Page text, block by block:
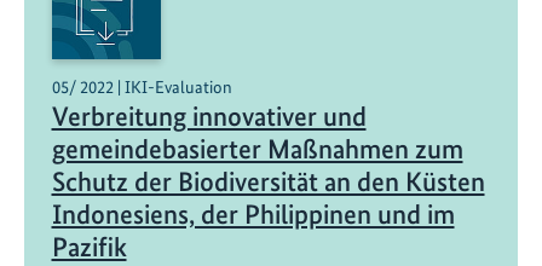
r
M
e
e
r
05/ 2022 | IKI-Evaluation
Verbreitung innovativer und
gemeindebasierter Maßnahmen zum
Schutz der Biodiversität an den Küsten
Indonesiens, der Philippinen und im
Pazifik